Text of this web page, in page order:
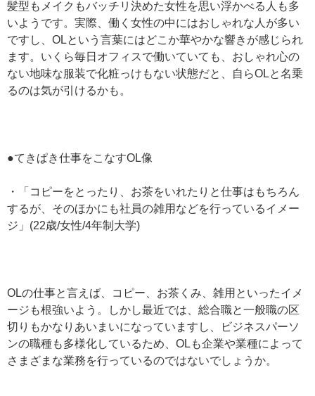
髪型もメイクもバッチリ決めた女性を思い浮かべる人も多
いようです。実際、働く女性の中にはおしゃれな人が多い
ですし、OLという言葉にはどこか華やかな響きが感じられ
ます。いくら毎日オフィスで働いていても、おしゃれ心の
ない地味な服装で化粧っけもない状態だと、自らOLと名乗
るのは気が引けるかも。
●てきぱき仕事をこなすOL像
・「コピーをとったり、お茶をいれたりと仕事はもちろん
するが、そのほかにも社員の雑用などを行っているイメー
ジ」(22歳/女性/4年制大学)
OLの仕事と言えば、コピー、お茶くみ、雑用といったイメ
ージも根強いよう。しかし最近では、総合職と一般職の区
切りもかなりあいまいになっていますし、ビジネスパーソ
ンの職種も多様化しているため、OLも企業や業種によって
さまざまな業務を行っているのではないでしょうか。